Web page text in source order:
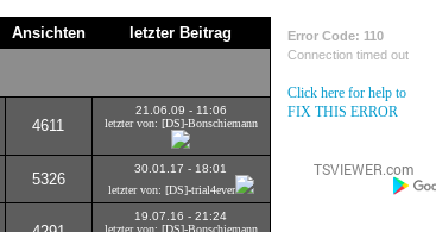
Ansichten letzter Beitrag
4611
21.06.09 - 11:06
letzter von: [DS]-Bonschiemann
5326
30.01.17 - 18:01
letzter von: [DS]-trial4ever
19.07.16 - 21:24
letzter von: [DS]-Bonschiemann
Error Code: 110
Connection timed out
Click here for help to
FIX THIS ERROR